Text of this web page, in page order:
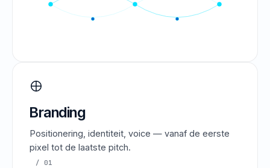
Branding
Positionering, identiteit, voice — vanaf de eerste
pixel tot de laatste pitch.
/ 01